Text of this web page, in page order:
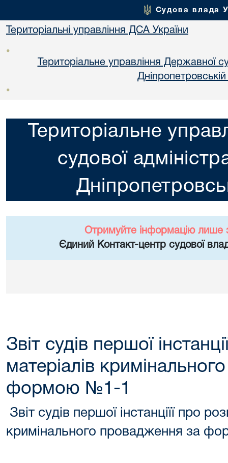
Судова влада
Територіальні управління ДСА України
•
Територіальне управління Державної
•
Територіальне
судової
Отримуйте інформацію лише
Єдиний Контакт-центр судової
Звіт судів першої
матеріалів
формою №1-1
Звіт судів першої інстанціїї про
кримінального провадження за